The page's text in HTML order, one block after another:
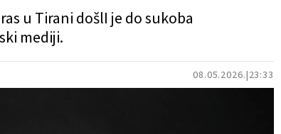
08.05.2026. 23:33
u Tirani došlI je do sukoba
mediji.